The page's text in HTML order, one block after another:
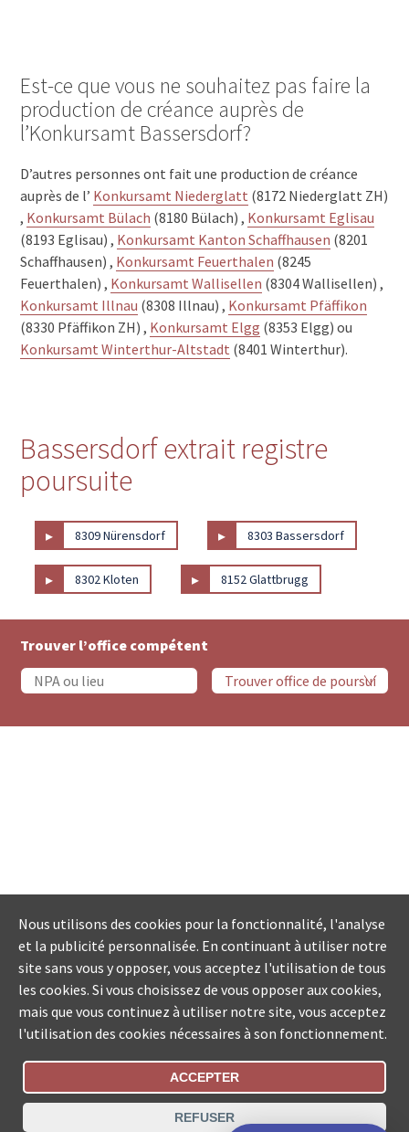
Est-ce que vous ne souhaitez pas faire la
production de créance auprès de
l’Konkursamt Bassersdorf?
D’autres personnes ont fait une production de créance
auprès de l’ Konkursamt Niederglatt (8172 Niederglatt ZH)
, Konkursamt Bülach (8180 Bülach) , Konkursamt Eglisau
(8193 Eglisau) , Konkursamt Kanton Schaffhausen (8201
Schaffhausen) , Konkursamt Feuerthalen (8245
Feuerthalen) , Konkursamt Wallisellen (8304 Wallisellen) ,
Konkursamt Illnau (8308 Illnau) , Konkursamt Pfäffikon
(8330 Pfäffikon ZH) , Konkursamt Elgg (8353 Elgg) ou
Konkursamt Winterthur-Altstadt (8401 Winterthur).
Bassersdorf extrait registre
poursuite
▸ 8309 Nürensdorf ▸ 8303 Bassersdorf
▸ 8302 Kloten ▸ 8152 Glattbrugg
Trouver l’office compétent
Statut De La Commande
Nous utilisons des cookies pour la fonctionnalité, l'analyse
et la publicité personnalisée. En continuant à utiliser notre
site sans vous y opposer, vous acceptez l'utilisation de tous
les cookies. Si vous choisissez de vous opposer aux cookies,
mais que vous continuez à utiliser notre site, vous acceptez
l'utilisation des cookies nécessaires à son fonctionnement.
ACCEPTER
REFUSER